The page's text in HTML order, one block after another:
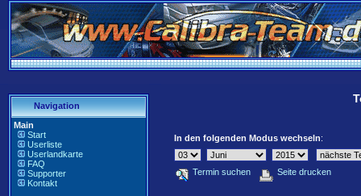
Navigation
Main
Start
Userliste
Userlandkarte
FAQ
Supporter
Kontakt
In den folgenden Modus wechseln:
Termin suchen Seite drucken